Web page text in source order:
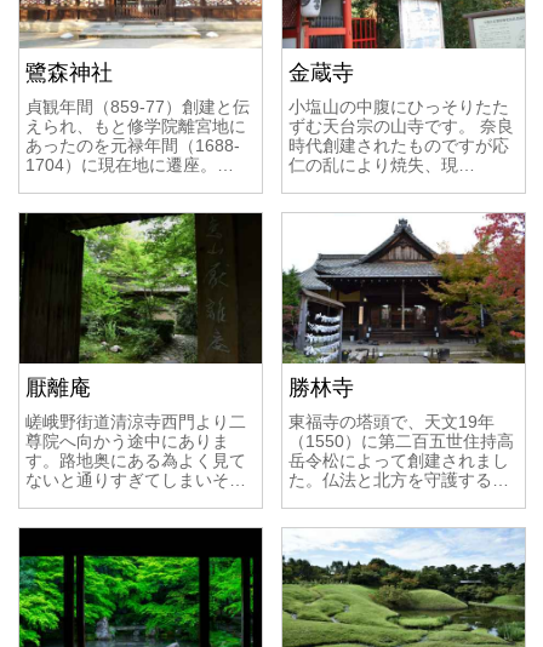
鷺森神社
貞観年間（859-77）創建と伝
えられ、もと修学院離宮地に
あったのを元禄年間（1688-
1704）に現在地に遷座。…
金蔵寺
小塩山の中腹にひっそりたた
ずむ天台宗の山寺です。 奈良
時代創建されたものですが応
仁の乱により焼失、現…
厭離庵
嵯峨野街道清涼寺西門より二
尊院へ向かう途中にありま
す。路地奥にある為よく見て
ないと通りすぎてしまいそ…
勝林寺
東福寺の塔頭で、天文19年
（1550）に第二百五世住持高
岳令松によって創建されまし
た。仏法と北方を守護する…